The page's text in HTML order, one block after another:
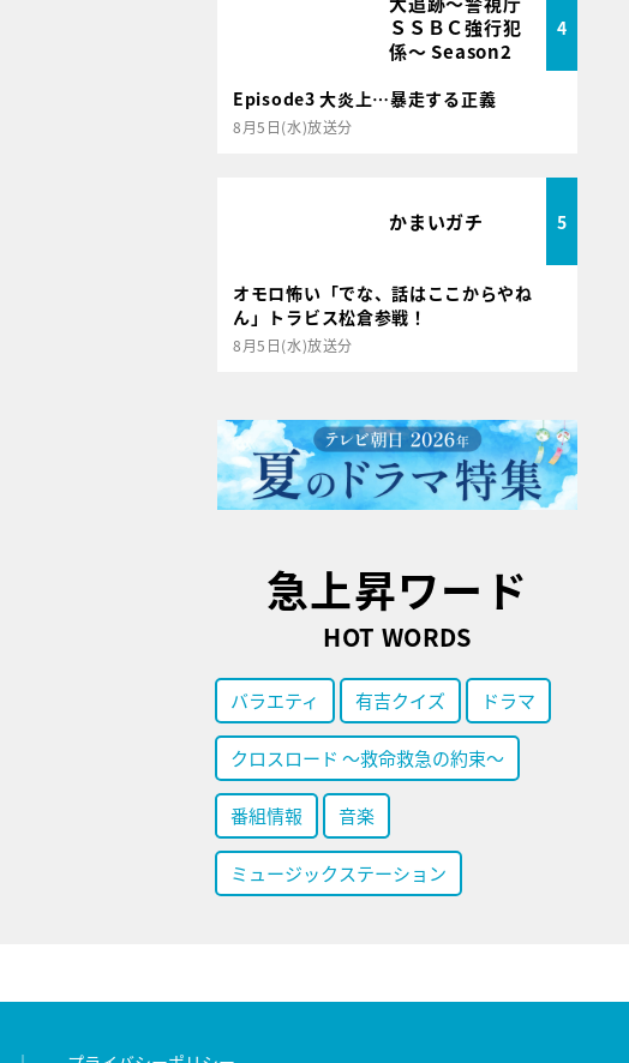
ＳＳＢＣ強行犯
係～ Season2
4
Episode3 大炎上…暴走する正義
8月5日(水)放送分
かまいガチ 5
オモロ怖い「でな、話はここからやね
ん」トラビス松倉参戦！
8月5日(水)放送分
急上昇ワード
HOT WORDS
バラエティ 有吉クイズ ドラマ
クロスロード ～救命救急の約束～
番組情報 音楽
ミュージックステーション